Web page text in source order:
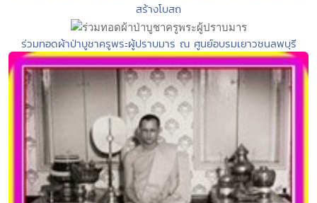
สร้างโบสถ
ร่วมทอดผ้าป่าบูชาครูพระผู้ปราบมาร ณ ศูนย์อบรมเยาวชนลพบุรี